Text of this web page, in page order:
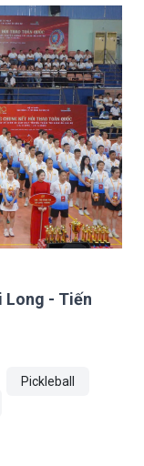
Long - Tiến
Pickleball